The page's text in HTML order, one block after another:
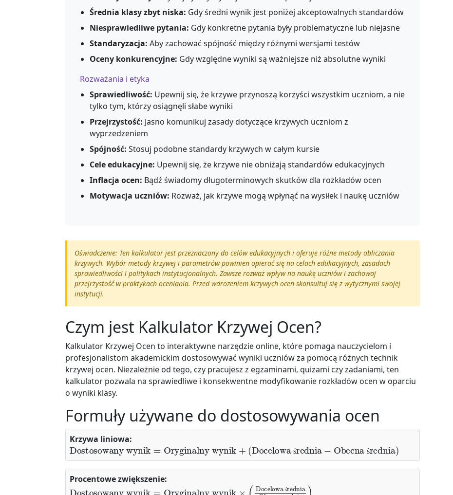
Średnia klasy zbyt niska: Gdy średni wynik jest poniżej akceptowalnych standardów
Niesprawiedliwe pytania: Gdy konkretne pytania były problematyczne lub niejasne
Standaryzacja: Aby zachować spójność między różnymi wersjami testów
Oceny konkurencyjne: Gdy względne wyniki są ważniejsze niż absolutne wyniki
Rozważania i etyka
Sprawiedliwość: Upewnij się, że krzywe przynoszą korzyści wszystkim uczniom, a nie
tylko tym, którzy osiągnęli słabe wyniki
Przejrzystość: Jasno komunikuj zasady dotyczące krzywych uczniom z
wyprzedzeniem
Spójność: Stosuj podobne standardy krzywych w całym kursie
Cele edukacyjne: Upewnij się, że krzywe nie obniżają standardów edukacyjnych
Inflacja ocen: Bądź świadomy długoterminowych skutków dla rozkładów ocen
Motywacja uczniów: Rozważ, jak krzywe mogą wpłynąć na wysiłek i naukę uczniów
Oświadczenie: Ten kalkulator jest przeznaczony do celów edukacyjnych i oferuje różne metody obliczania
krzywych. Wybór metody krzywej i parametrów powinien opierać się na celach edukacyjnych, zasadach
sprawiedliwości i politykach instytucjonalnych. Zawsze rozważ wpływ na naukę uczniów i zachowaj
przejrzystość w praktykach oceniania. Przed wdrożeniem krzywych ocen skonsultuj się z wytycznymi swojej
instytucji.
Czym jest Kalkulator Krzywej Ocen?
Kalkulator Krzywej Ocen to interaktywne narzędzie online, które pomaga nauczycielom i
profesjonalistom akademickim dostosowywać wyniki uczniów za pomocą różnych technik
krzywej ocen. Niezależnie od tego, czy pracujesz z egzaminami, quizami czy zadaniami, ten
kalkulator pozwala na sprawiedliwe i konsekwentne modyfikowanie rozkładów ocen w oparciu
o wyniki klasy.
Formuły używane do dostosowywania ocen
Krzywa liniowa:
ś ś
Dostosowany wynik Oryginalny wynik Docelowa średnia
Obecna średnia)
Procentowe zwiększenie:
Dostosowany wynik=Oryginalny wynik
Docelowa średniaObecna średnia